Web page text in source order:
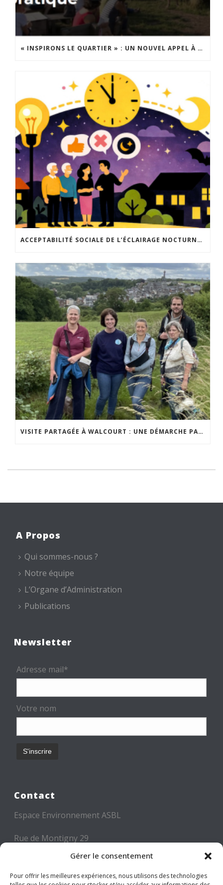
Gérer le consentement
Pour offrir les meilleures expériences, nous utilisons des technologies
« INSPIRONS LE QUARTIER » : UN NOUVEL APPEL À PROJETS EST LANCÉ !
ACCEPTABILITÉ SOCIALE DE L’ÉCLAIRAGE NOCTURNE : LE REPLAY EST DISPONIBLE
VISITE PARTAGÉE À WALCOURT : UNE DÉMARCHE PARTICIPATIVE ANIMÉE PAR ESPACE ENVIRONNEMENT
A Propos
Qui sommes-nous ?
Notre équipe
L’Organe d’Administration
Publications
Newsletter
Adresse mail*
Votre nom
Contact
Espace Environnement ASBL
Rue de Montigny 29
6000 CHARLEROI
Tél: +32 71 300 300